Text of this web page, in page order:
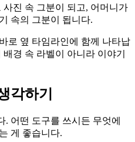
진 속 그분이 되고, 어머니가
속의 그분이 됩니다.
로 옆 타임라인에 함께 나타납
경 속 라벨이 아니라 이야기
각하기
. 어떤 도구를 쓰시든 무엇에
게 좋습니다.